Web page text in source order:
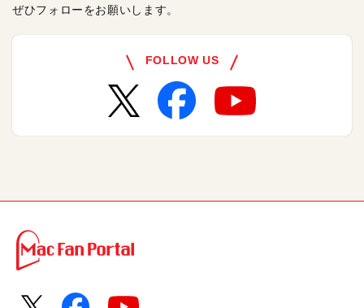
ぜひフォローをお願いします。
FOLLOW US